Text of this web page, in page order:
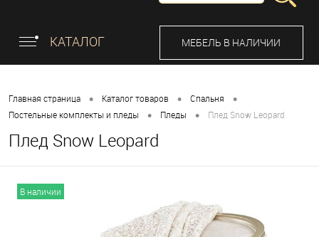
КАТАЛОГ МЕБЕЛЬ В НАЛИЧИИ
Главная страница • Каталог товаров • Спальня •
Постельные комплекты и пледы • Пледы • Плед Snow Leopard
Плед Snow Leopard
В наличии